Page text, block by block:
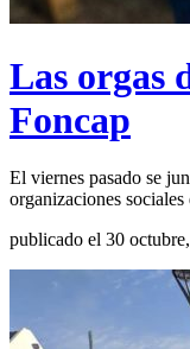
Las orgas
Foncap
El viernes pasado se
organizaciones
publicado el 30